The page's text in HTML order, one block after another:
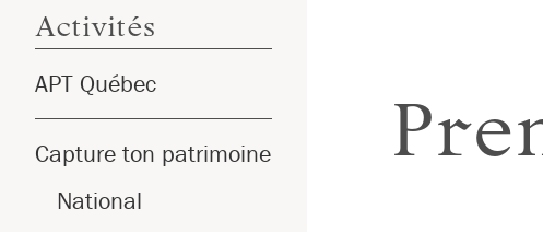
Activités
APT Québec
Capture ton patrimoine
National